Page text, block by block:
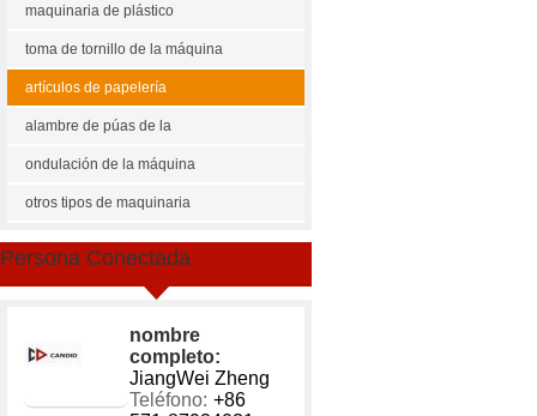
maquinaria de plástico
toma de tornillo de la máquina
artículos de papelería
maquinaria
alambre de púas de la
máquina
ondulación de la máquina
otros tipos de maquinaria
Persona Conectada
nombre
completo:
JiangWei Zheng
Teléfono: +86